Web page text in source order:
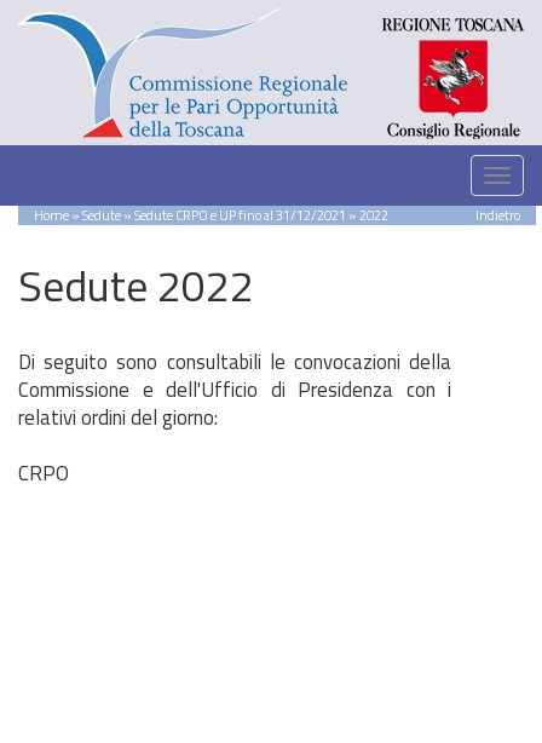
Home»Sedute»Sedute CRPO e UP fino al 31/12/2021 » 2022 Indietro
Sedute 2022
Di seguito sono consultabili le convocazioni della
Commissione e dell'Ufficio di Presidenza con i
relativi ordini del giorno:
CRPO